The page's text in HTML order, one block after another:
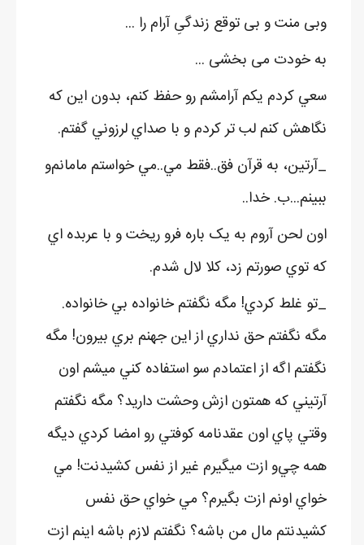
وبی منت و بی توقع زندگیِ آرام را ...
به خودت می بخشی ...
سعي کردم يکم آرامشم رو حفظ کنم، بدون اين که
نگاهش کنم لب تر کردم و با صداي لرزوني گفتم.
_آرتين، به قرآن فق..فقط مي..مي خواستم مامانم‌و
ببينم...ب. خدا..
اون لحن آروم به يک باره فرو ريخت و با عربده اي
که توي صورتم زد، کلا لال شدم.
_تو غلط کردي! مگه نگفتم خانواده بي خانواده.
مگه نگفتم حق نداري از اين جهنم بري بيرون! مگه
نگفتم اگه از اعتمادم سو استفاده کني ميشم اون
آرتيني که همتون ازش وحشت داريد؟ مگه نگفتم
وقتي پاي اون عقدنامه کوفتي رو امضا کردي ديگه
همه چي‌و ازت ميگيرم غير از نفس کشيدنت! مي
خواي اونم ازت بگيرم؟ مي خواي حق نفس
کشيدنتم مال من باشه؟ نگفتم لازم باشه اينم ازت